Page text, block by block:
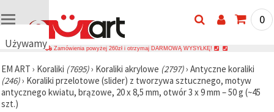
Używamy
cookie
🍪
Używamy
plików
0
Zamówienia powyżej 260zł i otrzymaj DARMOWĄ WYSYŁKĘ!
EM ART › Koraliki (7695)› Koraliki akrylowe (2797)› Antyczne koraliki
(246)› Koraliki przelotowe (slider) z tworzywa sztucznego, motyw
antycznego kwiatu, brązowe, 20 x 8,5 mm, otwór 3 x 9 mm – 50 g (~45
szt.)